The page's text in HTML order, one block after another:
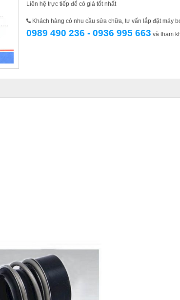
Liên hệ trực tiếp để có giá tốt nhất
Khách hàng có nhu cầu sửa chữa, tư vấn lắp đặt máy
0989 490 236 - 0936 995 663 và tham